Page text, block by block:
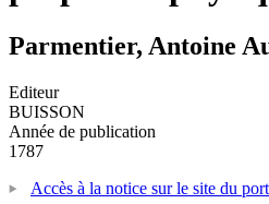
Parmentier, Antoine
Editeur
BUISSON
Année de publication
1787
Accès à la notice sur le site du